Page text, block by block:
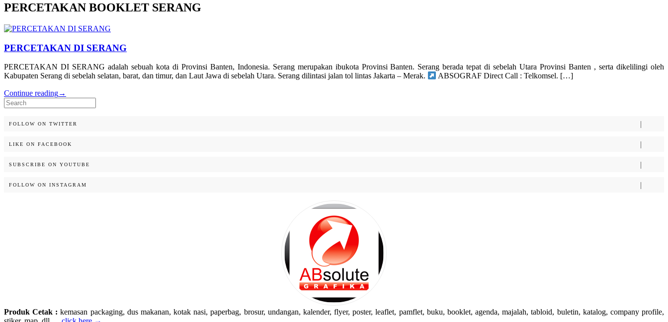
PERCETAKAN BOOKLET SERANG
PERCETAKAN DI SERANG
PERCETAKAN DI SERANG adalah sebuah kota di Provinsi Banten, Indonesia. Serang merupakan ibukota Provinsi Banten. Serang berada tepat di sebelah Utara Provinsi Banten , serta dikelilingi oleh
Kabupaten Serang di sebelah selatan, barat, dan timur, dan Laut Jawa di sebelah Utara. Serang dilintasi jalan tol lintas Jakarta – Merak.
ABSOGRAF Direct Call : Telkomsel. […]
Continue reading→
Search
for:
FOLLOW ON TWITTER
LIKE ON FACEBOOK
SUBSCRIBE ON YOUTUBE
FOLLOW ON INSTAGRAM
Produk Cetak : kemasan packaging, dus makanan, kotak nasi, paperbag, brosur, undangan, kalender, flyer, poster, leaflet, pamflet, buku, booklet, agenda, majalah, tabloid, buletin, katalog, company profile,